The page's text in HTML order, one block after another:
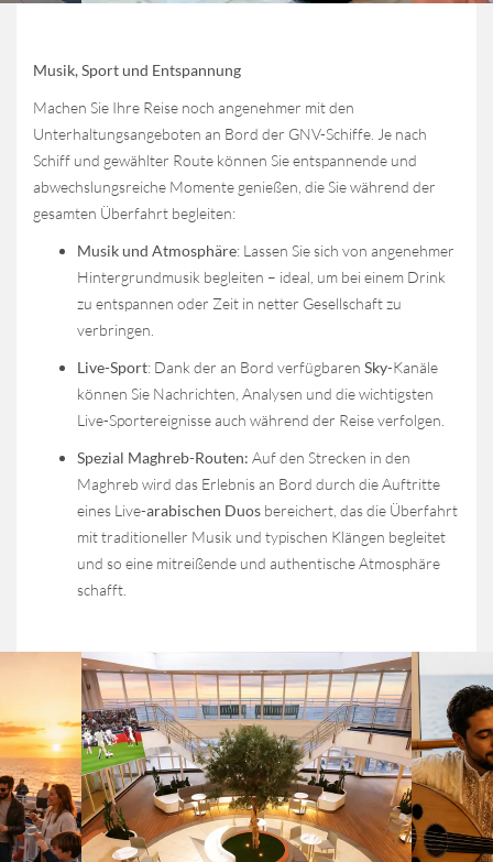
Musik, Sport und Entspannung
Machen Sie Ihre Reise noch angenehmer mit den
Unterhaltungsangeboten an Bord der GNV-Schiffe. Je nach
Schiff und gewählter Route können Sie entspannende und
abwechslungsreiche Momente genießen, die Sie während der
gesamten Überfahrt begleiten:
Musik und Atmosphäre: Lassen Sie sich von angenehmer
Hintergrundmusik begleiten – ideal, um bei einem Drink
zu entspannen oder Zeit in netter Gesellschaft zu
verbringen.
Live-Sport: Dank der an Bord verfügbaren Sky-Kanäle
können Sie Nachrichten, Analysen und die wichtigsten
Live-Sportereignisse auch während der Reise verfolgen.
Spezial Maghreb-Routen: Auf den Strecken in den
Maghreb wird das Erlebnis an Bord durch die Auftritte
eines Live-arabischen Duos bereichert, das die Überfahrt
mit traditioneller Musik und typischen Klängen begleitet
und so eine mitreißende und authentische Atmosphäre
schafft.